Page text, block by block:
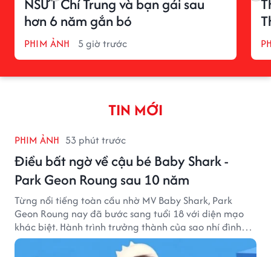
hơn 6 năm gắn bó
PHIM ẢNH 5 giờ trước
TIN MỚI
PHIM ẢNH 53 phút trước
Điều bất ngờ về cậu bé Baby Shark -
Park Geon Roung sau 10 năm
Từng nổi tiếng toàn cầu nhờ MV Baby Shark, Park
Geon Roung nay đã bước sang tuổi 18 với diện mạo
khác biệt. Hành trình trưởng thành của sao nhí đình
đám một thời đang thu hút sự quan tâm của nhiều